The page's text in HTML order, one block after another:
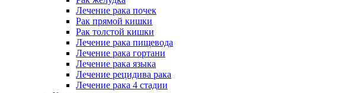
Лечение рака почек
Рак прямой кишки
Рак толстой кишки
Лечение рака пищевода
Лечение рака гортани
Лечение рака языка
Лечение рецидива рака
Лечение рака 4 стадии